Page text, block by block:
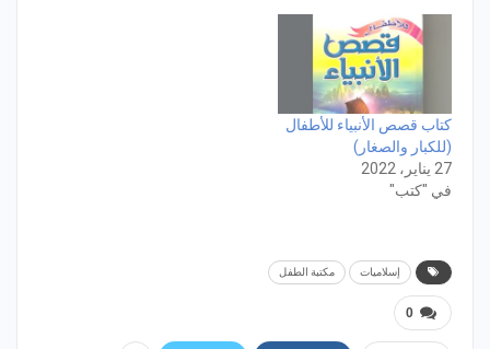
كتاب قصص الأنبياء للأطفال
(للكبار والصغار)
27 يناير، 2022
في "كتب"
إسلاميات مكتبة الطفل
0